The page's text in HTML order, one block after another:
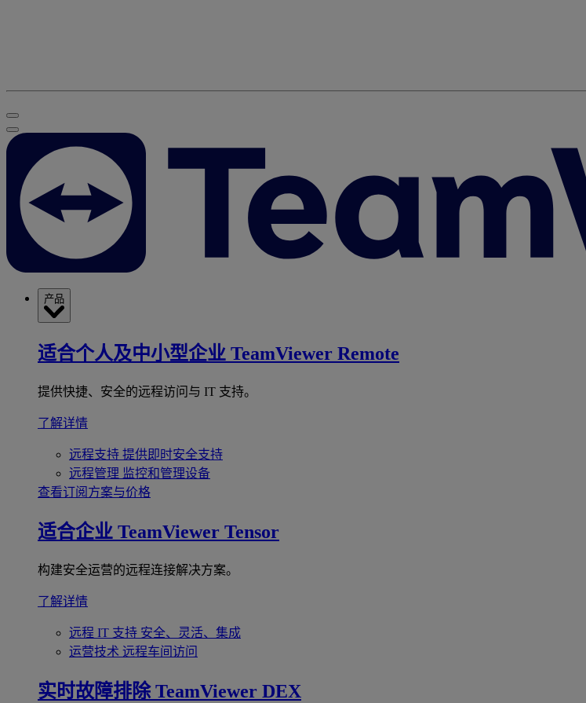
产品
适合个人及中小型企业 TeamViewer Remote
提供快捷、安全的远程访问与 IT 支持。
了解详情
远程支持 提供即时安全支持
远程管理 监控和管理设备
查看订阅方案与价格
适合企业 TeamViewer Tensor
构建安全运营的远程连接解决方案。
了解详情
远程 IT 支持 安全、灵活、集成
运营技术 远程车间访问
实时故障排除 TeamViewer DEX